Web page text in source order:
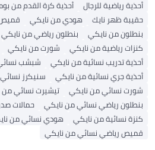
أحذية رياضية للرجال
أحذية كرة القدم من
حقيبة ظهر نايك
هودي من نايكي
بنطلون من نايكي
بنطلون رياضي من نايكي
كنزات رياضية من نايكي
شورت من نايكي
أحذية تدريب نسائية من نايكي
شبشب
أحذية جري نسائية من نايكي
سنيكرز
شورت نسائي من نايكي
تيشيرت نسائي من
بنطلون رياضي نسائي من نايكي
حمالات
كنزة نسائية من نايكي
هودي نسائي من
قميص رياضي نسائي من نايكي